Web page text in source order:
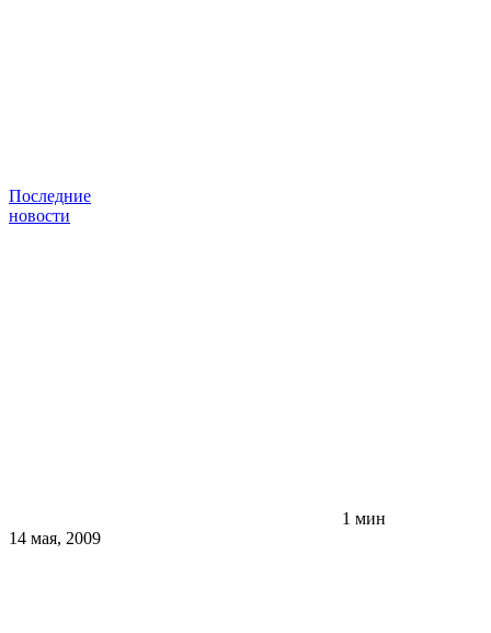
Последние
новости
1 мин
14 мая, 2009